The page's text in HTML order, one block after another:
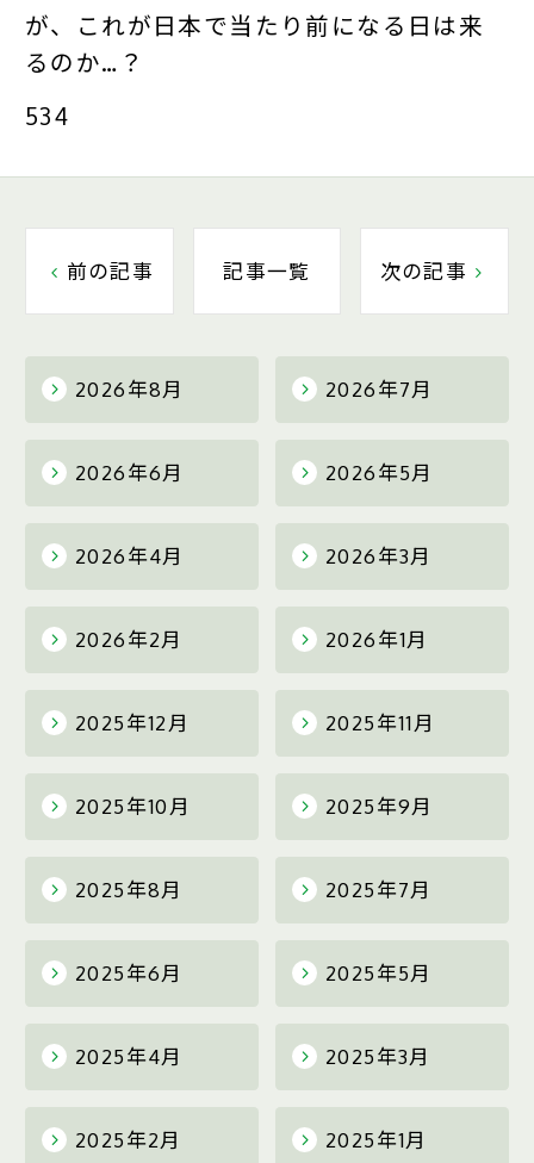
2026年8月 2026年7月
2026年6月 2026年5月
2026年4月 2026年3月
2026年2月 2026年1月
2025年12月 2025年11月
2025年10月 2025年9月
2025年8月 2025年7月
2025年6月 2025年5月
2025年4月 2025年3月
2025年2月 2025年1月
が、これが日本で当たり前になる日は来
るのか…？
534
前の記事 記事一覧 次の記事